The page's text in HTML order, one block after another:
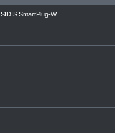
SmartPlug-W